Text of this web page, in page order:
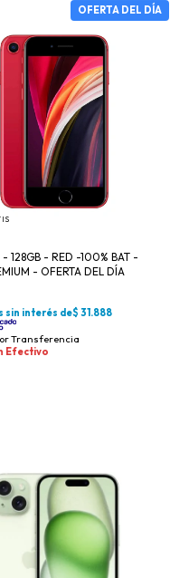
- 128GB - RED -100% BAT -
- OFERTA DEL DÍA